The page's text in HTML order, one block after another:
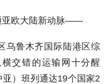
欧大陆新动脉——
鲁木齐国际陆港区综
交错的运输网十分醒
）班列通达19个国家2